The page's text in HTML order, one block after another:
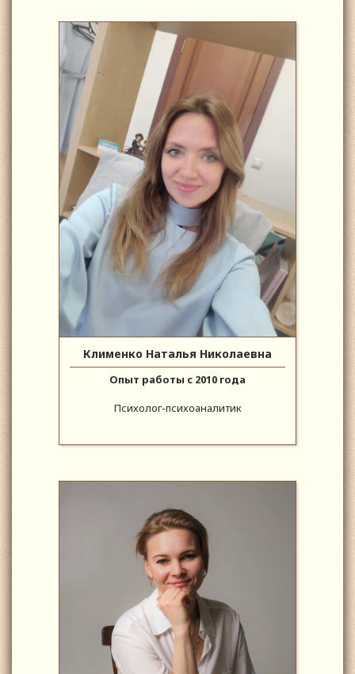
Клименко Наталья Николаевна
Опыт работы с 2010 года
Психолог-психоаналитик